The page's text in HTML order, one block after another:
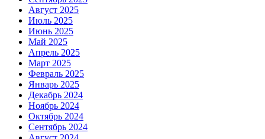
Август 2025
Июль 2025
Июнь 2025
Май 2025
Апрель 2025
Март 2025
Февраль 2025
Январь 2025
Декабрь 2024
Ноябрь 2024
Октябрь 2024
Сентябрь 2024